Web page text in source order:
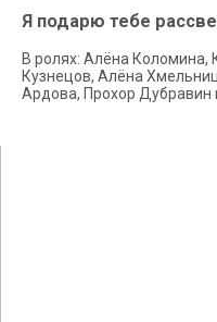
Я подарю тебе
В ролях: Алёна Коломина,
Кузнецов, Алёна
Ардова, Прохор Дубравин